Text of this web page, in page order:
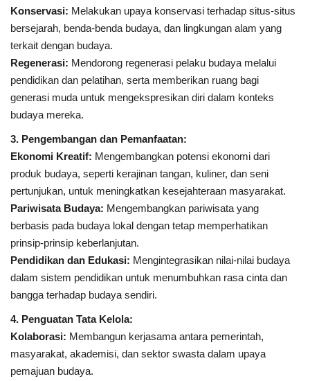
Konservasi: Melakukan upaya konservasi terhadap situs-situs
bersejarah, benda-benda budaya, dan lingkungan alam yang
terkait dengan budaya.
Regenerasi: Mendorong regenerasi pelaku budaya melalui
pendidikan dan pelatihan, serta memberikan ruang bagi
generasi muda untuk mengekspresikan diri dalam konteks
budaya mereka.
3. Pengembangan dan Pemanfaatan:
Ekonomi Kreatif: Mengembangkan potensi ekonomi dari
produk budaya, seperti kerajinan tangan, kuliner, dan seni
pertunjukan, untuk meningkatkan kesejahteraan masyarakat.
Pariwisata Budaya: Mengembangkan pariwisata yang
berbasis pada budaya lokal dengan tetap memperhatikan
prinsip-prinsip keberlanjutan.
Pendidikan dan Edukasi: Mengintegrasikan nilai-nilai budaya
dalam sistem pendidikan untuk menumbuhkan rasa cinta dan
bangga terhadap budaya sendiri.
4. Penguatan Tata Kelola:
Kolaborasi: Membangun kerjasama antara pemerintah,
masyarakat, akademisi, dan sektor swasta dalam upaya
pemajuan budaya.